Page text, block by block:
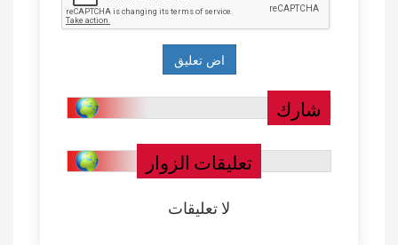
شارك
تعليقات الزوار
لا تعليقات